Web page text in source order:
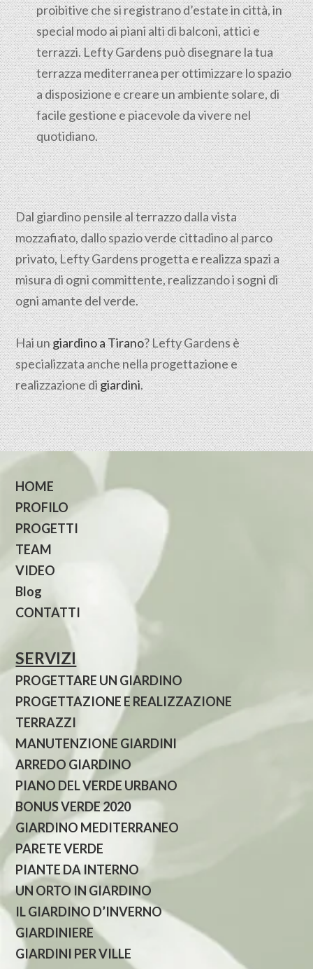
proibitive che si registrano d’estate in città, in
special modo ai piani alti di balconi, attici e
terrazzi. Lefty Gardens può disegnare la tua
terrazza mediterranea per ottimizzare lo spazio
a disposizione e creare un ambiente solare, di
facile gestione e piacevole da vivere nel
quotidiano.
Dal giardino pensile al terrazzo dalla vista
mozzafiato, dallo spazio verde cittadino al parco
privato, Lefty Gardens progetta e realizza spazi a
misura di ogni committente, realizzando i sogni di
ogni amante del verde.
Hai ungiardino a Tirano? Lefty Gardens è
specializzata anche nella progettazione e
realizzazione digiardini.
HOME
PROFILO
PROGETTI
TEAM
VIDEO
Blog
CONTATTI
SERVIZI
PROGETTARE UN GIARDINO
PROGETTAZIONE E REALIZZAZIONE
TERRAZZI
MANUTENZIONE GIARDINI
ARREDO GIARDINO
PIANO DEL VERDE URBANO
BONUS VERDE 2020
GIARDINO MEDITERRANEO
PARETE VERDE
PIANTE DA INTERNO
UN ORTO IN GIARDINO
IL GIARDINO D’INVERNO
GIARDINIERE
GIARDINI PER VILLE